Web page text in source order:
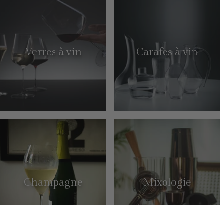
Verres à vin Carafes à vin
Champagne Mixologie